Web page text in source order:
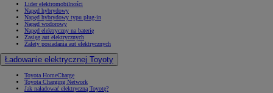
Lider elektromobilności
Napęd hybrydowy
Napęd hybrydowy typu plug-in
Napęd wodorowy
Napęd elektryczny na baterię
Zasięg aut elektrycznych
Zalety posiadania aut elektrycznych
Ładowanie elektrycznej Toyoty
Toyota HomeCharge
Toyota Charging Network
Jak naładować elektryczną Toyotę?